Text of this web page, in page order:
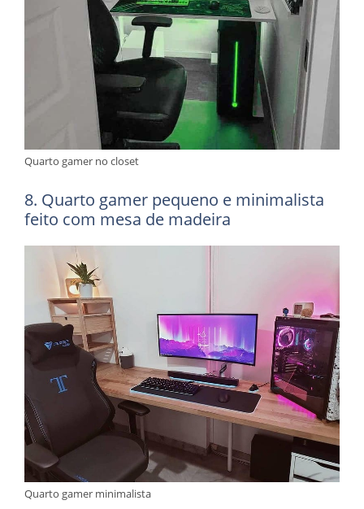
Quarto gamer no closet
8. Quarto gamer pequeno e minimalista
feito com mesa de madeira
Quarto gamer minimalista